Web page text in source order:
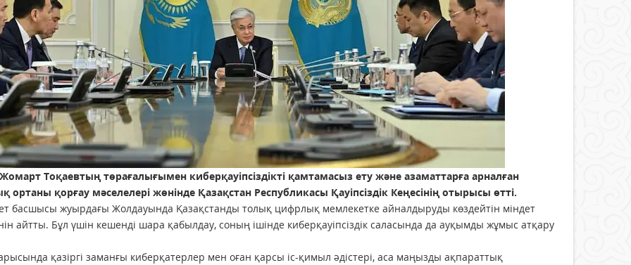
Тоқаевтың төрағалығымен киберқауіпсіздікті қамтамасыз ету және азаматтарға арналған
ортаны қорғау мәселелері жөнінде Қазақстан Республикасы Қауіпсіздік Кеңесінің отырысы өтті.
басшысы жуырдағы Жолдауында Қазақстанды толық цифрлық мемлекетке айналдыруды көздейтін міндет
айтты. Бұл үшін кешенді шара қабылдау, соның ішінде киберқауіпсіздік саласында да ауқымды жұмыс атқару
қазіргі заманғы киберқатерлер мен оған қарсы іс-қимыл әдістері, аса маңызды ақпараттық